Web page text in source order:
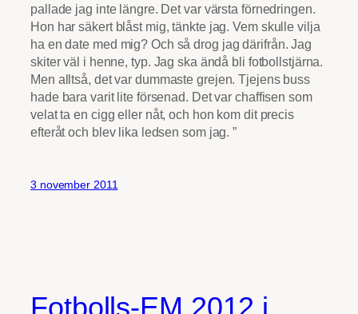
pallade jag inte längre. Det var värsta förnedringen.
Hon har säkert blåst mig, tänkte jag. Vem skulle vilja
ha en date med mig? Och så drog jag därifrån. Jag
skiter väl i henne, typ. Jag ska ändå bli fotbollstjärna.
Men alltså, det var dummaste grejen. Tjejens buss
hade bara varit lite försenad. Det var chaffisen som
velat ta en cigg eller nåt, och hon kom dit precis
efteråt och blev lika ledsen som jag. ”
3 november 2011
Fotbolls-EM 2012 i